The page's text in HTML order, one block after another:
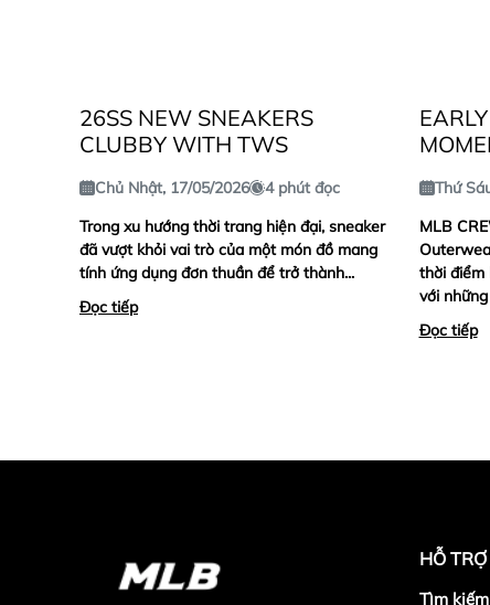
26SS NEW SNEAKERS
CLUBBY WITH TWS
Chủ Nhật, 17/05/2026
4 phút đọc
Trong xu hướng thời trang hiện đại, sneaker
đã vượt khỏi vai trò của một món đồ mang
tính ứng dụng đơn thuần để trở thành...
Đọc tiếp
Thứ
MLB
thời điểm
với
Đọc tiếp
HỖ
Tìm